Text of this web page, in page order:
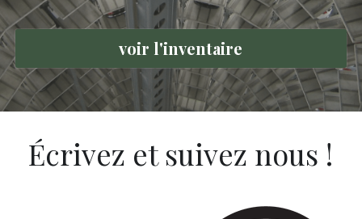
voir l'inventaire
Écrivez et suivez nous !